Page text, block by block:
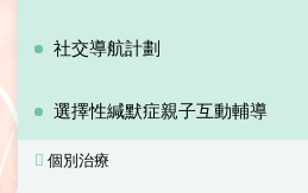
社交導航計劃
選擇性緘默症親子互動輔導
個別治療